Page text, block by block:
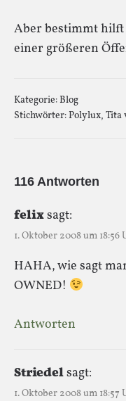
Aber bestimmt hilft
einer größeren
Kategorie:Blog
Stichwörter: Polylux, Tita
116 Antworten
felixsagt:
1. Oktober 2008 um 18:56
HAHA, wie sagt
OWNED!
Antworten
Striedelsagt:
1. Oktober 2008 um 18:57